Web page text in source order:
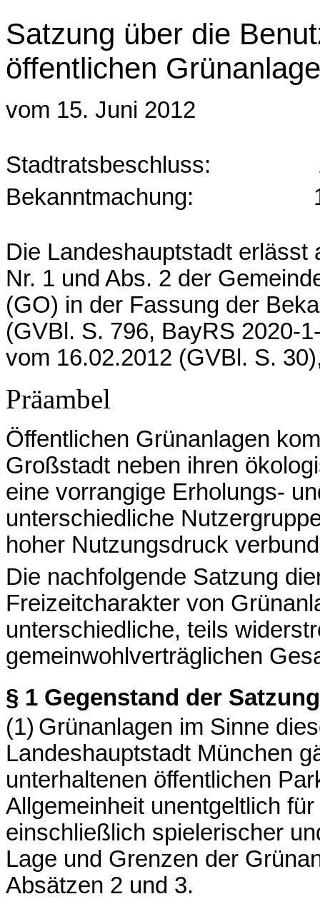
Satzung über die
öffentlichen
vom 15. Juni 2012
Stadtratsbeschluss:
Bekanntmachung:
Die Landeshauptstadt erlässt
Nr. 1 und Abs. 2 der
(GO) in der Fassung der
(GVBl. S. 796, BayRS 2020-
vom 16.02.2012 (GVBl. S.
Präambel
Öffentlichen Grünanlagen
Großstadt neben ihren
eine vorrangige Erholungs-
unterschiedliche
hoher Nutzungsdruck
Die nachfolgende Satzung
Freizeitcharakter von
unterschiedliche, teils
gemeinwohlverträglichen
§ 1 Gegenstand der Satzung
(1) Grünanlagen im Sinne
Landeshauptstadt München
unterhaltenen öffentlichen
Allgemeinheit unentgeltlich
einschließlich spielerischer
Lage und Grenzen der
Absätzen 2 und 3.